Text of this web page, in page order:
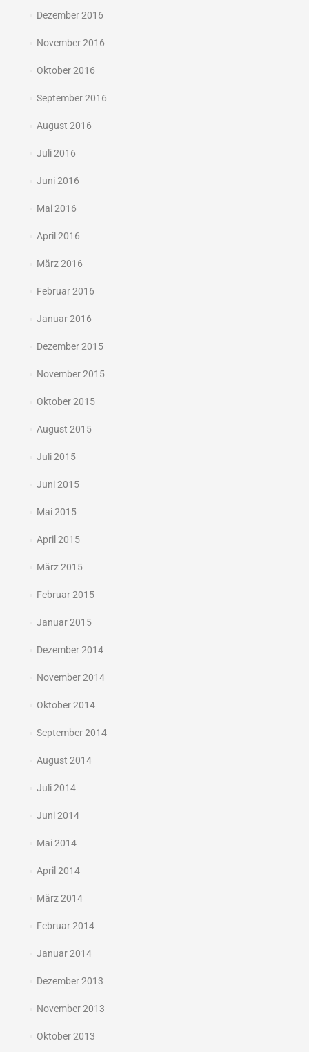
Dezember 2016
November 2016
Oktober 2016
September 2016
August 2016
Juli 2016
Juni 2016
Mai 2016
April 2016
März 2016
Februar 2016
Januar 2016
Dezember 2015
November 2015
Oktober 2015
August 2015
Juli 2015
Juni 2015
Mai 2015
April 2015
März 2015
Februar 2015
Januar 2015
Dezember 2014
November 2014
Oktober 2014
September 2014
August 2014
Juli 2014
Juni 2014
Mai 2014
April 2014
März 2014
Februar 2014
Januar 2014
Dezember 2013
November 2013
Oktober 2013